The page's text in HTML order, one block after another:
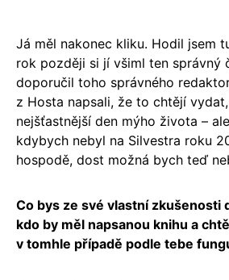
Já měl nakonec kliku. Hodil jsem
rok později si jí všiml ten správný
doporučil toho správného
z Hosta napsali, že to chtějí
nejšťastnější den mýho života –
kdybych nebyl na Silvestra roku
hospodě, dost možná bych teď
Co bys ze své vlastní zkušenosti
kdo by měl napsanou knihu a
v tomhle případě podle tebe